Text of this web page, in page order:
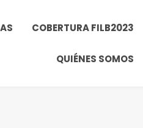
COBERTURA FILB2023
QUIÉNES SOMOS